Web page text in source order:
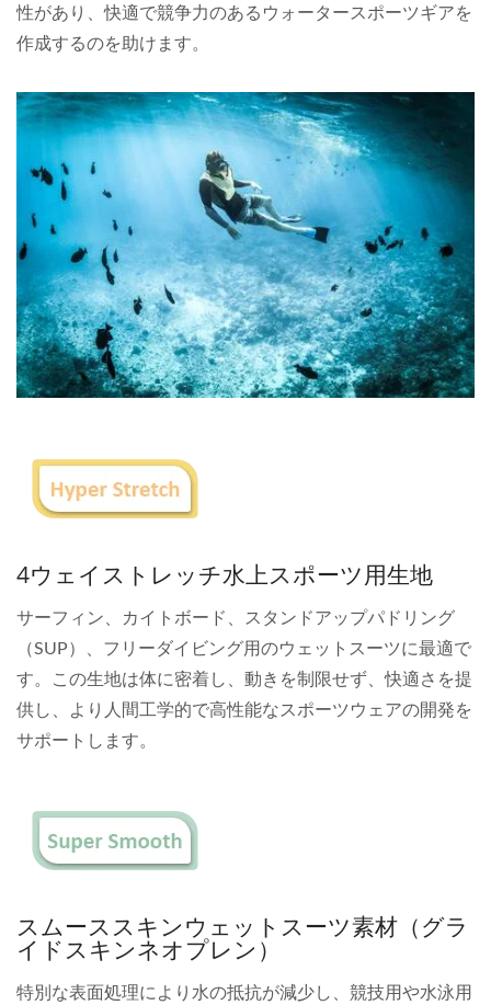
性があり、快適で競争力のあるウォータースポーツギアを
作成するのを助けます。
4ウェイストレッチ水上スポーツ用生地
サーフィン、カイトボード、スタンドアップパドリング
（SUP）、フリーダイビング用のウェットスーツに最適で
す。この生地は体に密着し、動きを制限せず、快適さを提
供し、より人間工学的で高性能なスポーツウェアの開発を
サポートします。
スムーススキンウェットスーツ素材（グラ
イドスキンネオプレン）
特別な表面処理により水の抵抗が減少し、競技用や水泳用